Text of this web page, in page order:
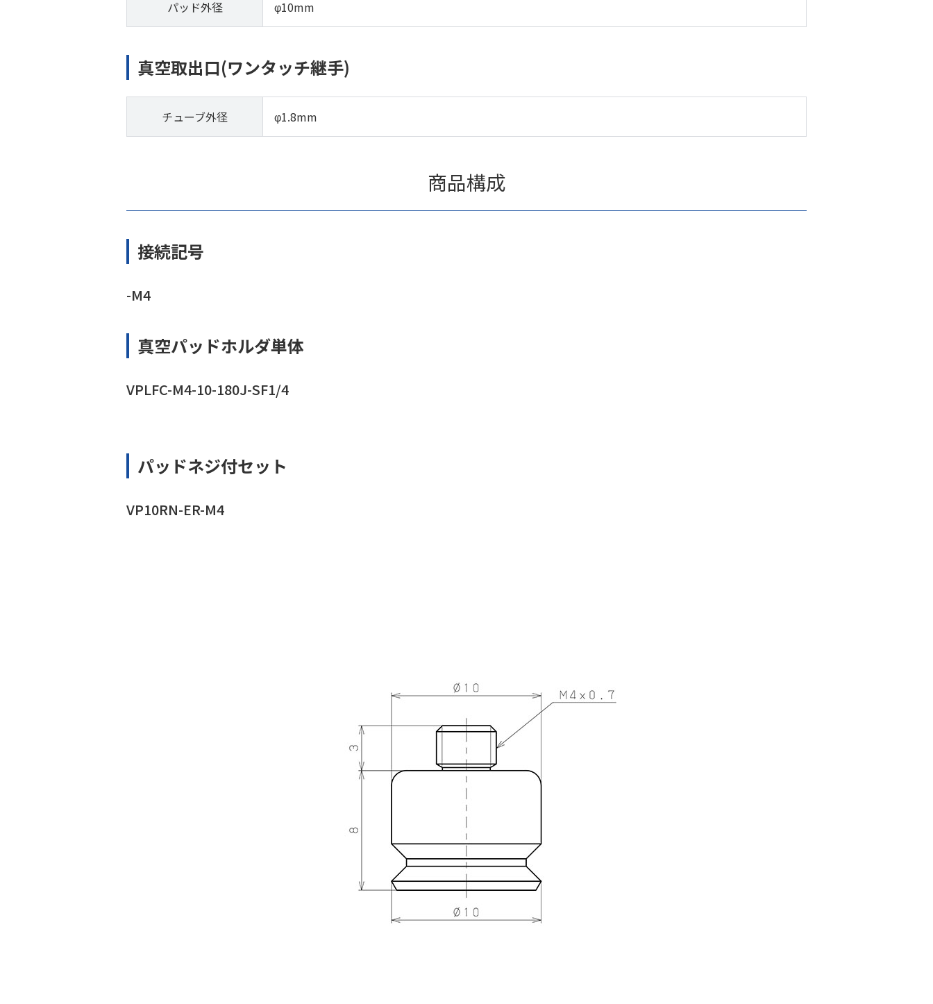
パッド外径 φ10mm
真空取出口(ワンタッチ継手)
チューブ外径 φ1.8mm
商品構成
接続記号
-M4
真空パッドホルダ単体
VPLFC-M4-10-180J-SF1/4
パッドネジ付セット
VP10RN-ER-M4